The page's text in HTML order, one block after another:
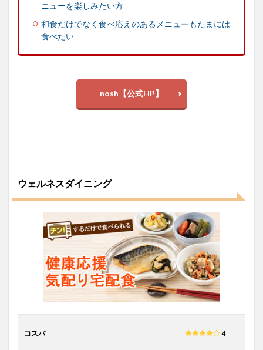
ニューを楽しみたい方
和食だけでなく食べ応えのあるメニューもたまには
食べたい
nosh【公式HP】
ウェルネスダイニング
コスパ 4